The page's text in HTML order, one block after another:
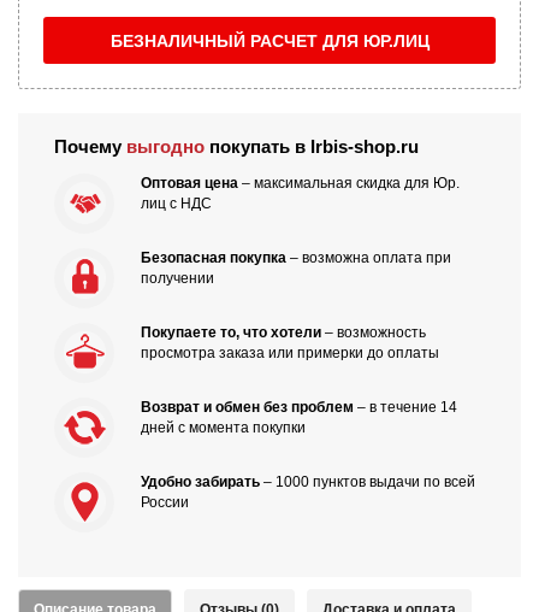
БЕЗНАЛИЧНЫЙ РАСЧЕТ ДЛЯ ЮР.ЛИЦ
Почему выгодно покупать в Irbis-shop.ru
Оптовая цена – максимальная скидка для Юр.
лиц с НДС
Безопасная покупка – возможна оплата при
получении
Покупаете то, что хотели – возможность
просмотра заказа или примерки до оплаты
Возврат и обмен без проблем – в течение 14
дней с момента покупки
Удобно забирать – 1000 пунктов выдачи по всей
России